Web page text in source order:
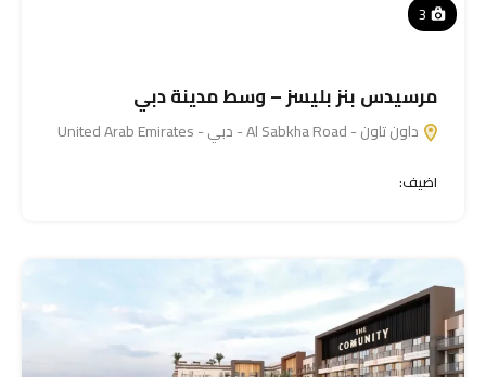
3
مرسيدس بنز بليسز – وسط مدينة دبي
داون تاون - Al Sabkha Road - دبي - United Arab Emirates
اضيف: